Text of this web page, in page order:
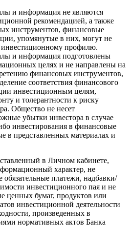
и информация не являются
рекомендацией, а также
инструментов, финансовые
упомянутые в них, могут не
инвестиционному профилю.
и информация подготовлены
целях и не направлены на
финансовых инструментов,
соответствия финансового
инвестиционным целям,
и толерантности к риску
Общество не несет
убытки инвестора в случае
инвестирования в финансовые
в представленных материалах и
в Личном кабинете,
характер, не
платежи, надбавки/
инвестиционного пая и не
ценных бумаг, продуктов или
инвестиционной деятельности
произведенных в
нормативных актов Банка